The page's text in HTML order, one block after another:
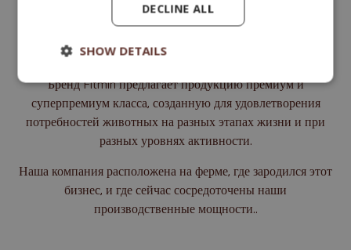
Изначально мы производили корм для собственных
семейный бизнес вырос в мировой бренд.
Бренд Fitmin предлагает продукцию премиум и
суперпремиум класса, созданную для удовлетворения
потребностей животных на разных этапах жизни и при
разных уровнях активности.
Наша компания расположена на ферме, где зародился этот
бизнес, и где сейчас сосредоточены наши
производственные мощности..
DECLINE ALL
SHOW DETAILS